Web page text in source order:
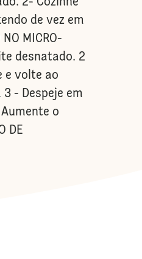
de vez em
MICRO-
desnatado. 2
e volte ao
- Despeje em
o
DE